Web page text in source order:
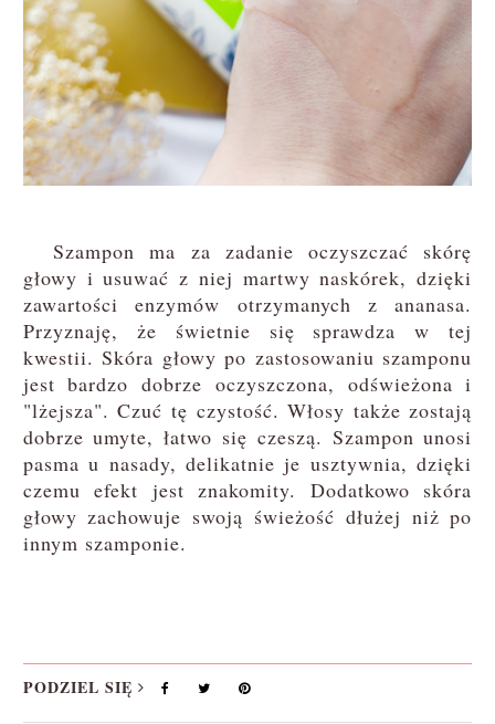
Szampon ma za zadanie oczyszczać skórę
głowy i usuwać z niej martwy naskórek, dzięki
zawartości enzymów otrzymanych z ananasa.
Przyznaję, że świetnie się sprawdza w tej
kwestii. Skóra głowy po zastosowaniu szamponu
jest bardzo dobrze oczyszczona, odświeżona i
"lżejsza". Czuć tę czystość. Włosy także zostają
dobrze umyte, łatwo się czeszą. Szampon unosi
pasma u nasady, delikatnie je usztywnia, dzięki
czemu efekt jest znakomity. Dodatkowo skóra
głowy zachowuje swoją świeżość dłużej niż po
innym szamponie.
PODZIEL SIĘ